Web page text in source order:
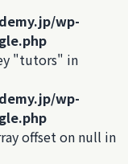
wp-
"tutors" in
wp-
offset on null in